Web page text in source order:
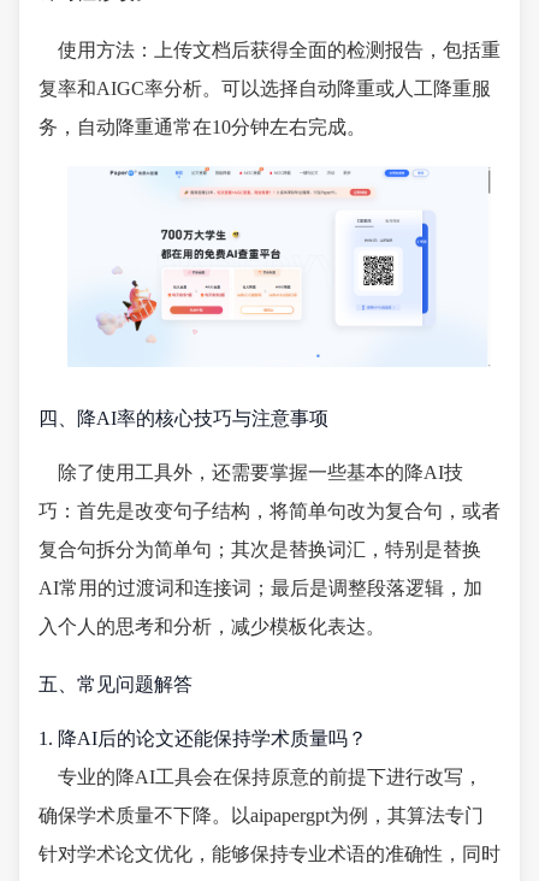
使用方法：上传文档后获得全面的检测报告，包括重
复率和AIGC率分析。可以选择自动降重或人工降重服
务，自动降重通常在10分钟左右完成。
四、降AI率的核心技巧与注意事项
除了使用工具外，还需要掌握一些基本的降AI技
巧：首先是改变句子结构，将简单句改为复合句，或者
复合句拆分为简单句；其次是替换词汇，特别是替换
AI常用的过渡词和连接词；最后是调整段落逻辑，加
入个人的思考和分析，减少模板化表达。
五、常见问题解答
1. 降AI后的论文还能保持学术质量吗？
专业的降AI工具会在保持原意的前提下进行改写，
确保学术质量不下降。以aipapergpt为例，其算法专门
针对学术论文优化，能够保持专业术语的准确性，同时